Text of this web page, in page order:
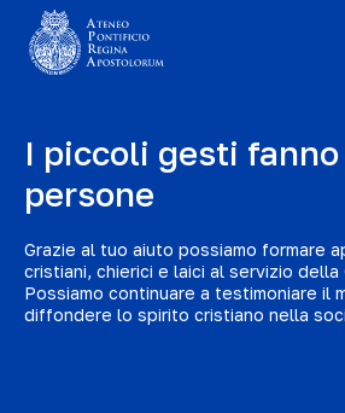
I piccoli gesti
persone
Grazie al tuo aiuto possiamo formare
cristiani, chierici e laici al servizio della
Possiamo continuare a testimoniare il
diffondere lo spirito cristiano nella